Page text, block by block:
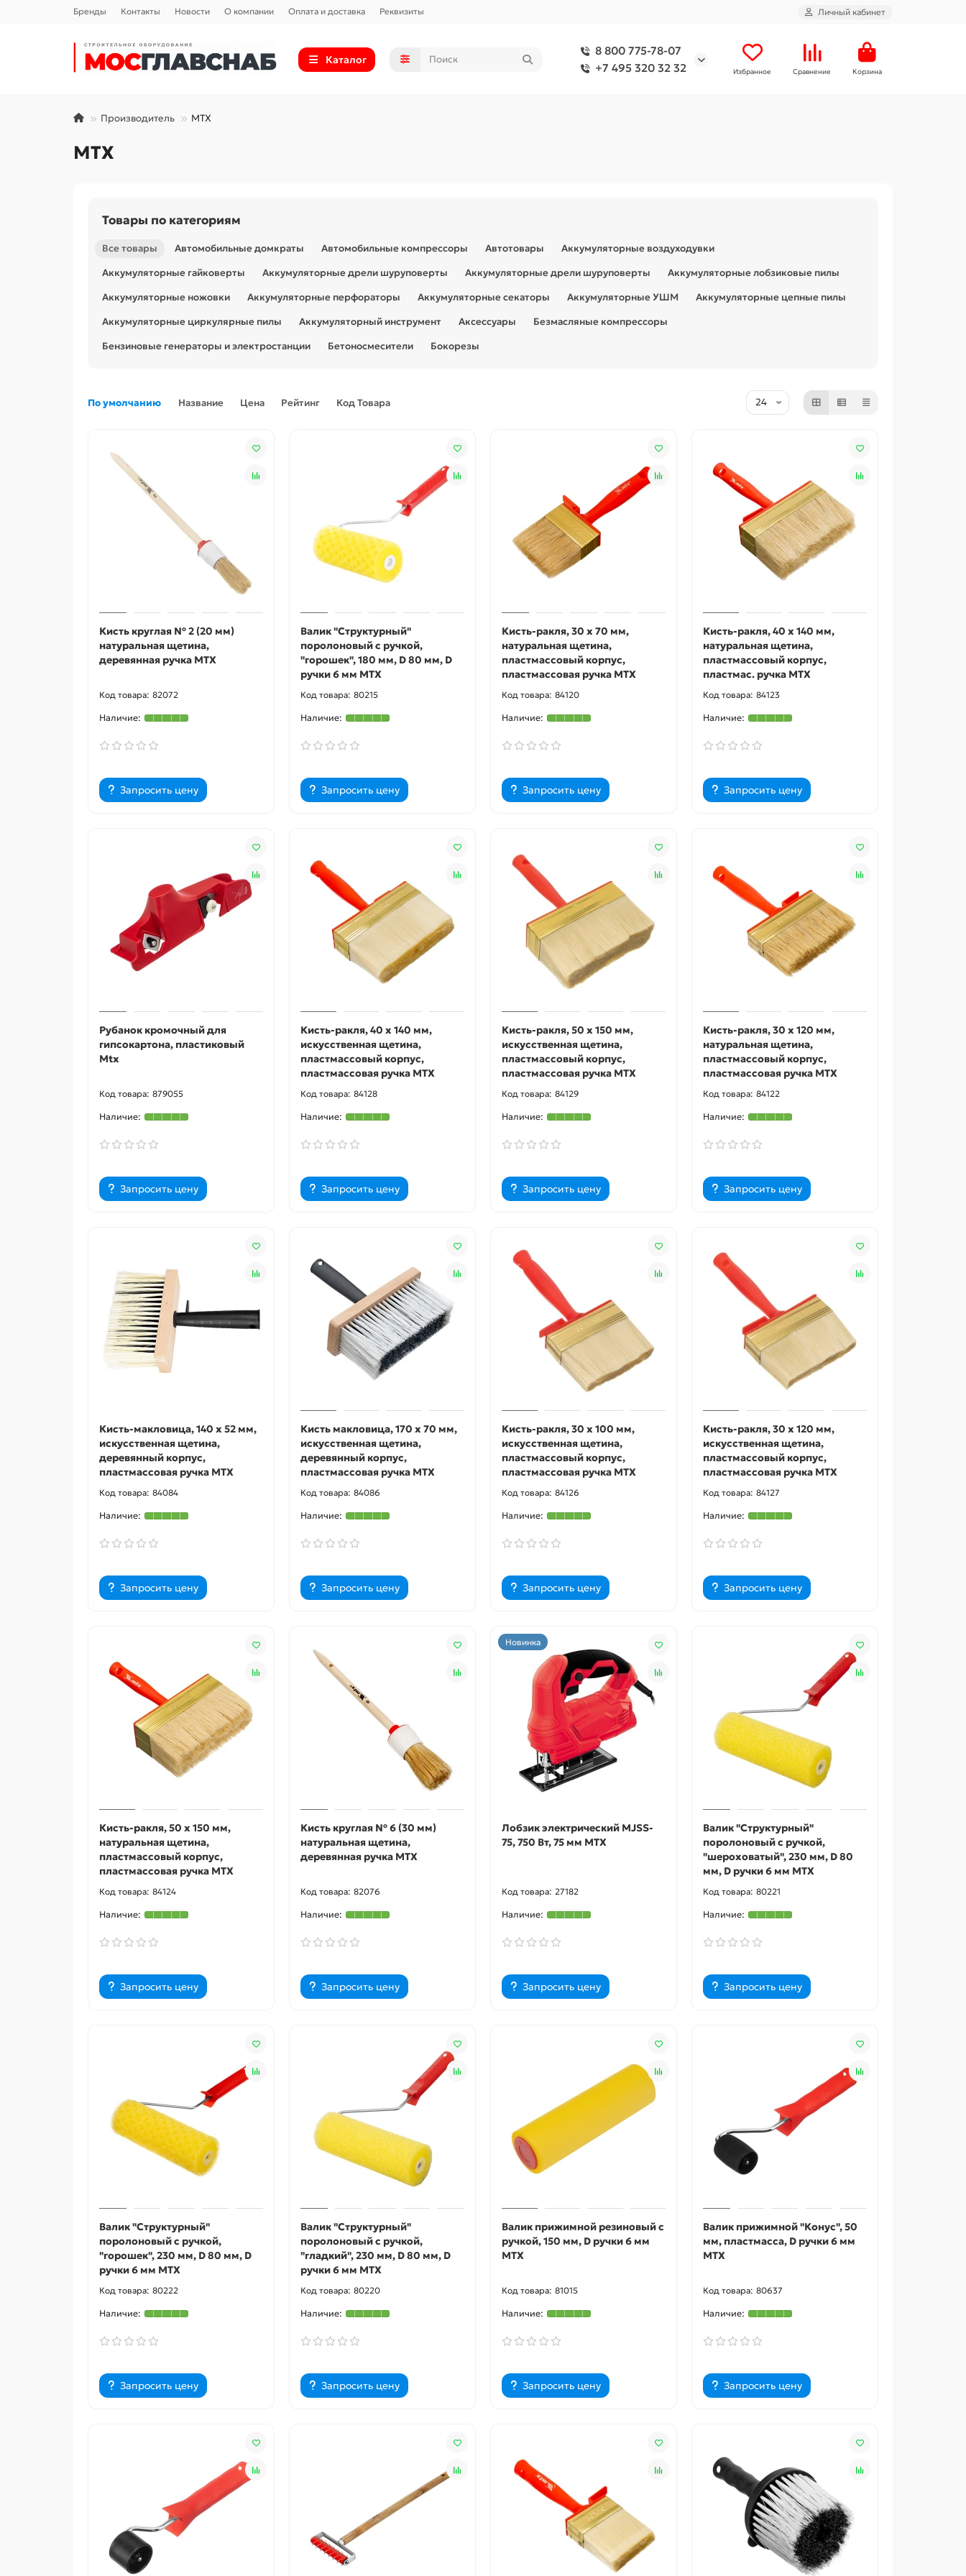
Бренды Контакты Новости О компании Оплата и доставка Реквизиты Личный кабинет
Каталог
8 800 775-78-07
+7 495 320 32 32
Избранное Сравнение Корзина
Производитель MTX
MTX
Товары по категориям
Все товары Автомобильные домкраты Автомобильные компрессоры Автотовары
Аккумуляторные воздуходувки
Аккумуляторные гайковерты
Аккумуляторные дрели шуруповерты Аккумуляторные дрели шуруповерты
Аккумуляторные лобзиковые пилы
Аккумуляторные ножовки
Аккумуляторные перфораторы Аккумуляторные секаторы Аккумуляторные УШМ
Аккумуляторные цепные пилы
Аккумуляторные циркулярные пилы
Аккумуляторный инструмент Аксессуары
Безмасляные компрессоры
Бензиновые генераторы и электростанции
Бетоносмесители Бокорезы
По умолчанию Название Цена Рейтинг Код Товара
Кисть круглая № 2 (20 мм)
натуральная щетина,
деревянная ручка MTX
82072
Запросить цену
Валик "Структурный"
поролоновый с ручкой,
"горошек", 180 мм, D 80 мм, D
ручки 6 мм MTX
80215
Запросить цену
Кисть-ракля, 30 х 70 мм,
натуральная щетина,
пластмассовый корпус,
пластмассовая ручка MTX
84120
Запросить цену
Кисть-ракля, 40 х 140 мм,
натуральная щетина,
пластмассовый корпус,
пластмас. ручка MTX
84123
Запросить цену
Рубанок кромочный для
гипсокартона, пластиковый
Mtx
879055
Запросить цену
Кисть-ракля, 40 х 140 мм,
искусственная щетина,
пластмассовый корпус,
пластмассовая ручка MTX
84128
Запросить цену
Кисть-ракля, 50 х 150 мм,
искусственная щетина,
пластмассовый корпус,
пластмассовая ручка MTX
84129
Запросить цену
Кисть-ракля, 30 х 120 мм,
натуральная щетина,
пластмассовый корпус,
пластмассовая ручка MTX
84122
Запросить цену
Кисть-макловица, 140 х 52 мм,
искусственная щетина,
деревянный корпус,
пластмассовая ручка MTX
84084
Запросить цену
Кисть макловица, 170 х 70 мм,
искусственная щетина,
деревянный корпус,
пластмассовая ручка MTX
84086
Запросить цену
Кисть-ракля, 30 х 100 мм,
искусственная щетина,
пластмассовый корпус,
пластмассовая ручка MTX
84126
Запросить цену
Кисть-ракля, 30 х 120 мм,
искусственная щетина,
пластмассовый корпус,
пластмассовая ручка MTX
84127
Запросить цену
Кисть-ракля, 50 х 150 мм,
натуральная щетина,
пластмассовый корпус,
пластмассовая ручка MTX
84124
Запросить цену
Кисть круглая № 6 (30 мм)
натуральная щетина,
деревянная ручка MTX
82076
Запросить цену
Новинка
Лобзик электрический MJSS-
75, 750 Вт, 75 мм MTX
27182
Запросить цену
Валик "Структурный"
поролоновый с ручкой,
"шероховатый", 230 мм, D 80
мм, D ручки 6 мм MTX
80221
Запросить цену
Валик "Структурный"
поролоновый с ручкой,
"горошек", 230 мм, D 80 мм, D
ручки 6 мм MTX
80222
Запросить цену
Валик "Структурный"
поролоновый с ручкой,
"гладкий", 230 мм, D 80 мм, D
ручки 6 мм MTX
80220
Запросить цену
Валик прижимной резиновый с
ручкой, 150 мм, D ручки 6 мм
MTX
81015
Запросить цену
Валик прижимной "Конус", 50
мм, пластмасса, D ручки 6 мм
MTX
80637
Запросить цену